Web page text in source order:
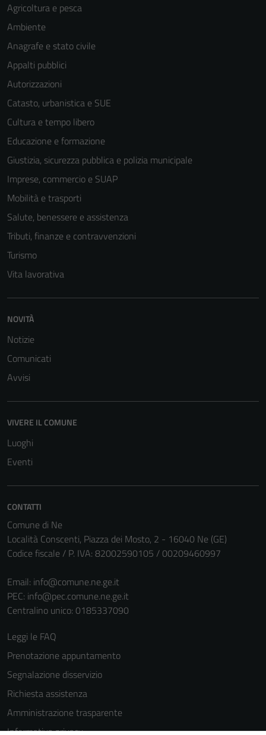
Agricoltura e pesca
Ambiente
Anagrafe e stato civile
Appalti pubblici
Autorizzazioni
Catasto, urbanistica e SUE
Cultura e tempo libero
Educazione e formazione
Giustizia, sicurezza pubblica e polizia municipale
Imprese, commercio e SUAP
Mobilità e trasporti
Salute, benessere e assistenza
Tributi, finanze e contravvenzioni
Turismo
Vita lavorativa
NOVITÀ
Notizie
Comunicati
Avvisi
VIVERE IL COMUNE
Luoghi
Eventi
CONTATTI
Comune di Ne
Località Conscenti, Piazza dei Mosto, 2 - 16040 Ne (GE)
Codice fiscale / P. IVA: 82002590105 / 00209460997
Email: info@comune.ne.ge.it
PEC: info@pec.comune.ne.ge.it
Centralino unico: 0185337090
Leggi le FAQ
Prenotazione appuntamento
Segnalazione disservizio
Richiesta assistenza
Amministrazione trasparente
Informativa privacy
non raccolgono